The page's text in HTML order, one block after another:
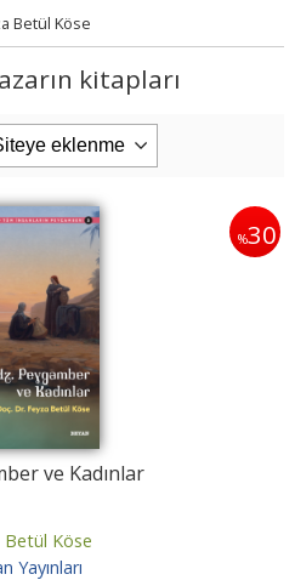
Betül Köse
kitapları
%30
ve Kadınlar
Betül Köse
Yayınları